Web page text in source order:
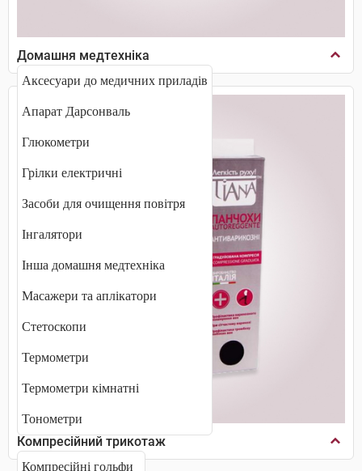
Домашня медтехніка
Аксесуари до медичних приладів
Апарат Дарсонваль
Глюкометри
Грілки електричні
Засоби для очищення повітря
Інгалятори
Інша домашня медтехніка
Масажери та аплікатори
Стетоскопи
Термометри
Термометри кімнатні
Тонометри
Компресійний трикотаж
Компресійні гольфи